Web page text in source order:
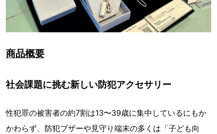
商品概要
社会課題に挑む新しい防犯アクセサリー
性犯罪の被害者の約7割は13〜39歳に集中しているにもか
かわらず、防犯ブザーや見守り端末の多くは「子ども向